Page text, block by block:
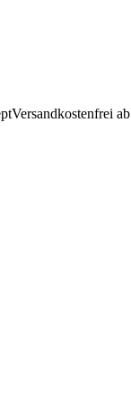
Versandkostenfrei